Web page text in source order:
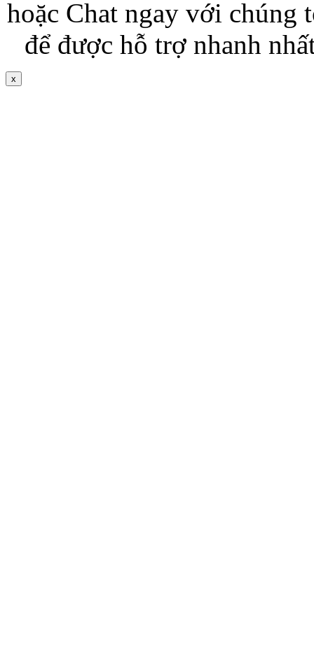
hoặc Chat ngay với chúng
để được hỗ trợ nhanh
x